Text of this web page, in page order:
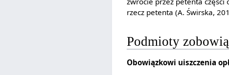
rzecz petenta (A. Świrska,
Podmioty
Obowiązkowi uiszczenia